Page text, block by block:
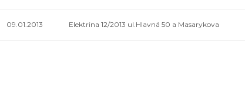
09.01.2013 Elektrina 12/2013 ul.Hlavná 50 a Masarykova